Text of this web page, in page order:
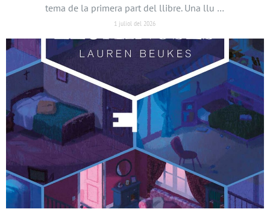
tema de la primera part del llibre. Una llu …
1 juliol del 2026